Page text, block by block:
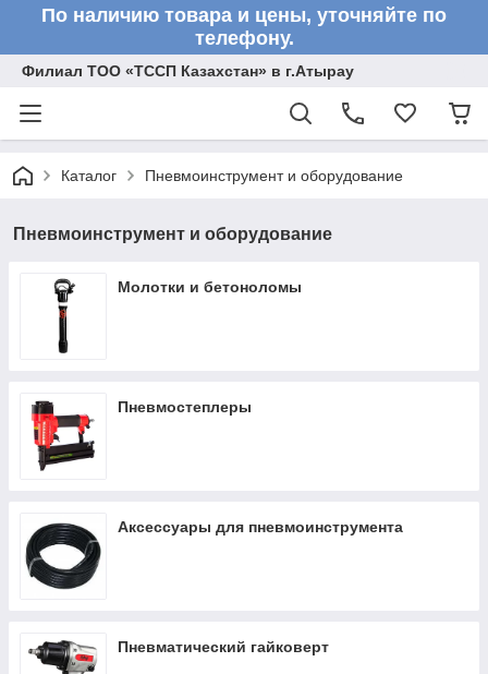
По наличию товара и цены, уточняйте по
телефону.
Филиал ТОО «ТССП Казахстан» в г.Атырау
Каталог Пневмоинструмент и оборудование
Пневмоинструмент и оборудование
Молотки и бетоноломы
Пневмостеплеры
Аксессуары для пневмоинструмента
Пневматический гайковерт